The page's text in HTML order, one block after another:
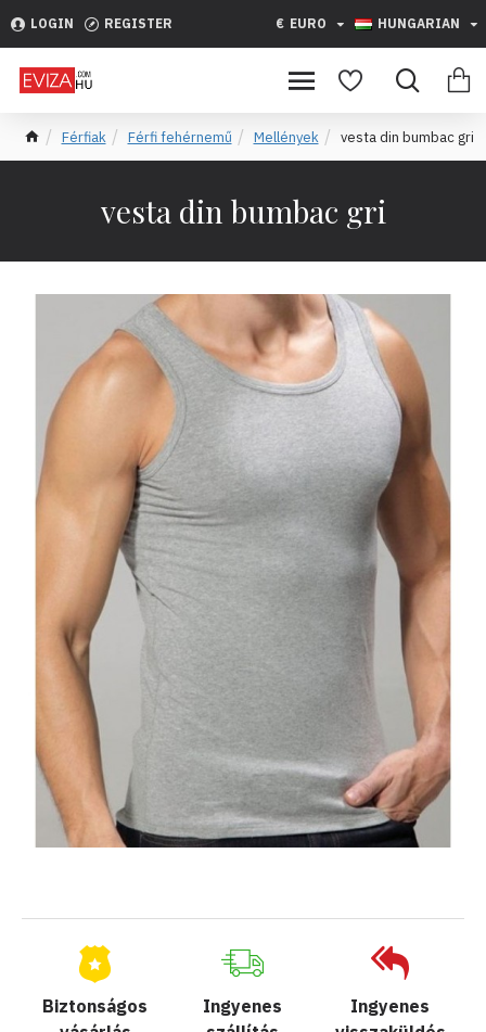
LOGIN REGISTER € EURO HUNGARIAN
Férfiak Férfi fehérnemű Mellények vesta din bumbac gri
vesta din bumbac gri
Biztonságos
Ingyenes
Ingyenes